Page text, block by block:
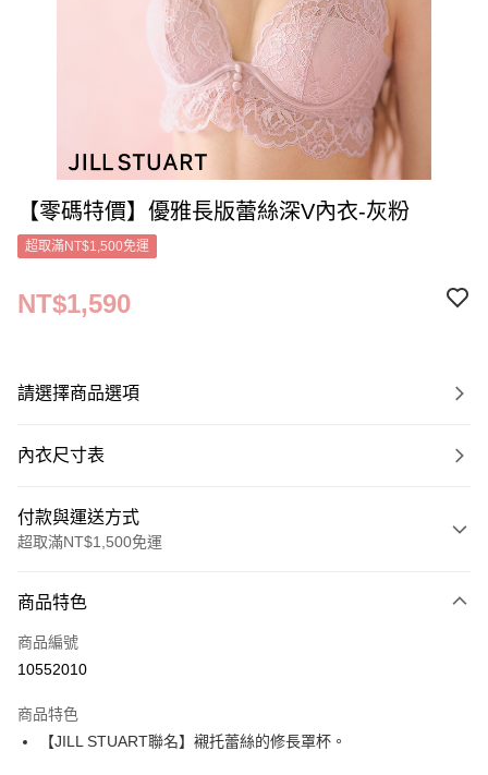
【零碼特價】優雅長版蕾絲深V內衣-灰粉
超取滿NT$1,500免運
NT$1,590
請選擇商品選項
內衣尺寸表
付款與運送方式
超取滿NT$1,500免運
信用卡一次付款
超商取貨付款
Apple Pay
商品特色
商品編號
10552010
商品特色
【JILL STUART聯名】襯托蕾絲的修長罩杯。